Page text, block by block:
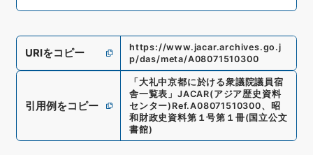
URIをコピー
https://www.jacar.archives.go.j
p/das/meta/A08071510300
引用例をコピー
「 大礼中京都に於ける衆議院議員宿
舎一覧表 」 JACAR(アジア歴史資料
センター) Ref.A08071510300、 昭
和財政史資料第１号第１冊(国立公文
書館)